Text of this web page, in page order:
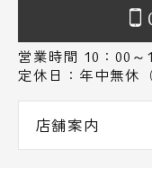
営業時間 10：00～
定休日：年中無休
店舗案内